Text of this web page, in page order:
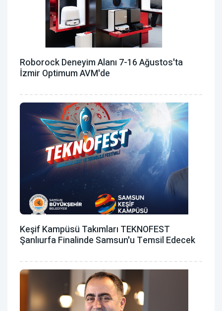
Roborock Deneyim Alanı 7-16 Ağustos'ta
İzmir Optimum AVM'de
Keşif Kampüsü Takımları TEKNOFEST
Şanlıurfa Finalinde Samsun'u Temsil Edecek